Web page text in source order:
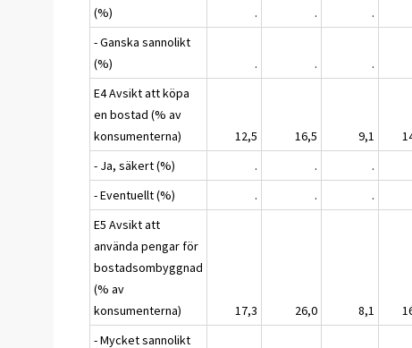
(%)
. . .
- Ganska sannolikt
(%)
. . .
E4 Avsikt att köpa
en bostad (% av
konsumenterna)
12,5 16,5 9,1
- Ja, säkert (%)
. . .
- Eventuellt (%)
. . .
E5 Avsikt att
använda pengar för
bostadsombyggnad
(% av
konsumenterna)
17,3 26,0 8,1
- Mycket sannolikt